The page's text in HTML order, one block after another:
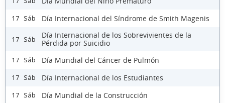
17 Sáb Día Internacional del Síndrome de Smith Magenis
17 Sáb
Día Internacional de los Sobrevivientes de la
Pérdida por Suicidio
17 Sáb Día Mundial del Cáncer de Pulmón
17 Sáb Día Internacional de los Estudiantes
17 Sáb Día Mundial de la Construcción